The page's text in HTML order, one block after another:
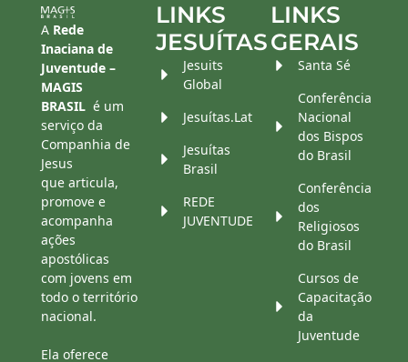
A Rede
Inaciana de
Juventude –
MAGIS
BRASIL é um
serviço da
Companhia de
Jesus
que articula,
promove e
acompanha
ações
apostólicas
com jovens em
todo o território
nacional.
Ela oferece
LINKS
JESUÍTAS
Jesuits
Global
Jesuítas.Lat
Jesuítas
Brasil
REDE
JUVENTUDE
LINKS
GERAIS
Santa Sé
Conferência
Nacional
dos Bispos
do Brasil
Conferência
dos
Religiosos
do Brasil
Cursos de
Capacitação
da
Juventude